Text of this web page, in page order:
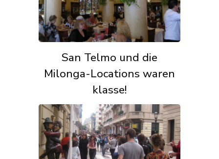
San Telmo und die
Milonga-Locations waren
klasse!